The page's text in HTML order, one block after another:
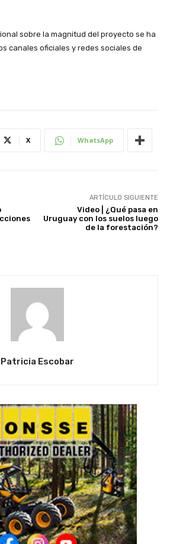
sobre la magnitud del proyecto se ha
canales oficiales y redes sociales de
X WhatsApp
ARTÍCULO SIGUIENTE
Video | ¿Qué pasa en
Uruguay con los suelos luego
de la forestación?
Patricia Escobar